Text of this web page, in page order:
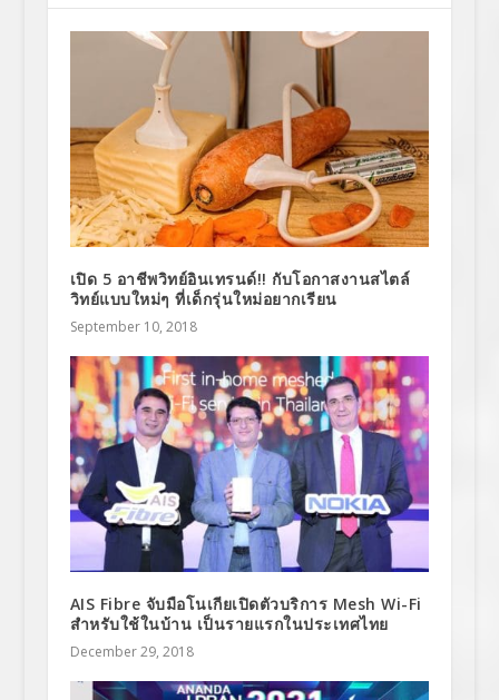
เปิด 5 อาชีพวิทย์อินเทรนด์!! กับโอกาสงานสไตล์
วิทย์แบบใหม่ๆ ที่เด็กรุ่นใหม่อยากเรียน
September 10, 2018
AIS Fibre จับมือโนเกียเปิดตัวบริการ Mesh Wi-Fi
สำหรับใช้ในบ้าน เป็นรายแรกในประเทศไทย
December 29, 2018